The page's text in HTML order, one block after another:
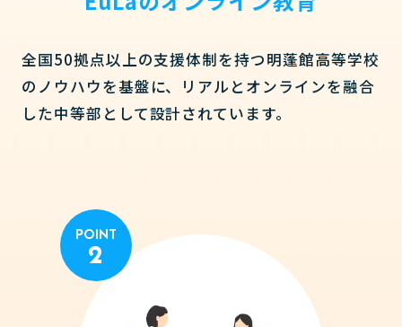
全国50拠点以上の支援体制を持つ明蓬館高等学校
のノウハウを基盤に、リアルとオンラインを融合
した中等部として設計されています。
POINT
2